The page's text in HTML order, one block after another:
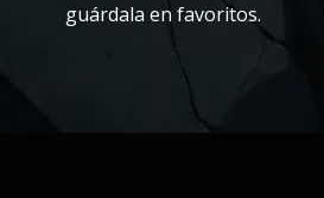
guárdala en favoritos.